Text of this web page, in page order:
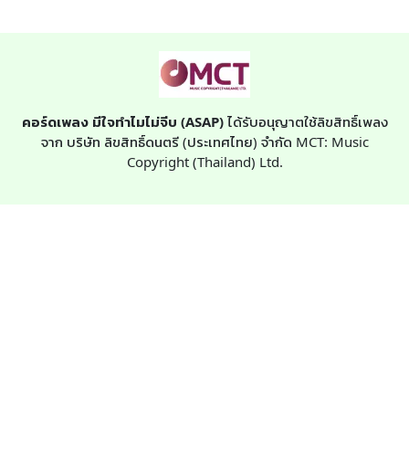
คอร์ดเพลง มีใจทำไมไม่จีบ (ASAP)ได้รับอนุญาตใช้ลิขสิทธิ์เพลง
จาก บริษัท ลิขสิทธิ์ดนตรี (ประเทศไทย) จำกัด MCT: Music
Copyright (Thailand) Ltd.